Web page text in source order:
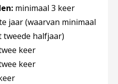
minimaal 3 keer
jaar (waarvan minimaal
halfjaar)
keer
keer